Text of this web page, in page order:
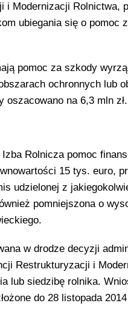
i Modernizacji Rolnictwa,
ubiegania się o pomoc
pomoc za szkody
ochronnych lub
oszacowano na 6,3 mln
Rolnicza pomoc
15 tys. euro,
udzielonej z
pomniejszona o
w drodze decyzji
Restrukturyzacji i
lub siedzibę rolnika.
do 28 listopada